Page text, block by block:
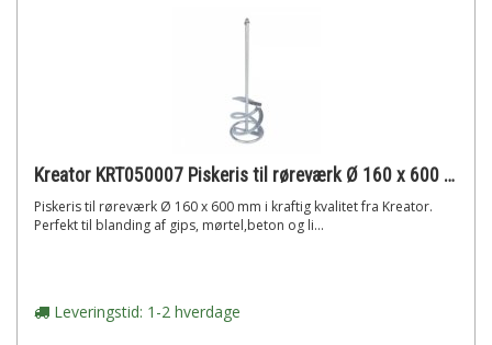
Kreator KRT050007 Piskeris til røreværk Ø 160 x 600 mm
Piskeris til røreværk Ø 160 x 600 mm i kraftig kvalitet fra Kreator.
Perfekt til blanding af gips, mørtel,beton og li...
Leveringstid: 1-2 hverdage